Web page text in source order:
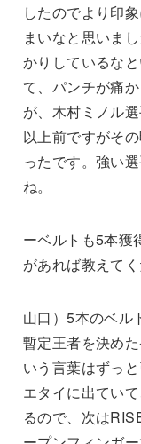
したのでより印
まいなと思いま
かりしているな
て、パンチが痛
が、木村ミノル
以上前ですがそ
ったです。強い
ね。
ーベルトも5本獲
があれば教えてく
山口）5本のベル
暫定王者を決め
いう言葉はずっ
エタイに出てい
るので、次は